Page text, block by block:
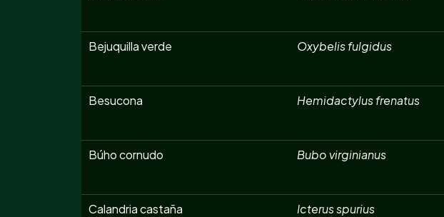
Bejuquilla verde Oxybelis fulgidus
Besucona Hemidactylus frenatus
Búho cornudo Bubo virginianus
Calandria castaña Icterus spurius